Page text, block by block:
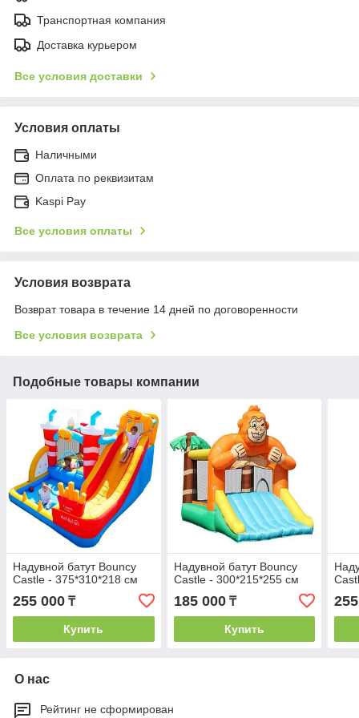
Транспортная компания
Доставка курьером
Все условия доставки
Условия оплаты
Наличными
Оплата по реквизитам
Kaspi Pay
Все условия оплаты
Условия возврата
Возврат товара в течение 14 дней по договоренности
Все условия возврата
Подобные товары компании
Надувной батут Bouncy
Castle - 375*310*218 см
255 000 ₸
Купить
Надувной батут Bouncy
Castle - 300*215*255 см
185 000₸
Купить
О нас
Рейтинг не сформирован